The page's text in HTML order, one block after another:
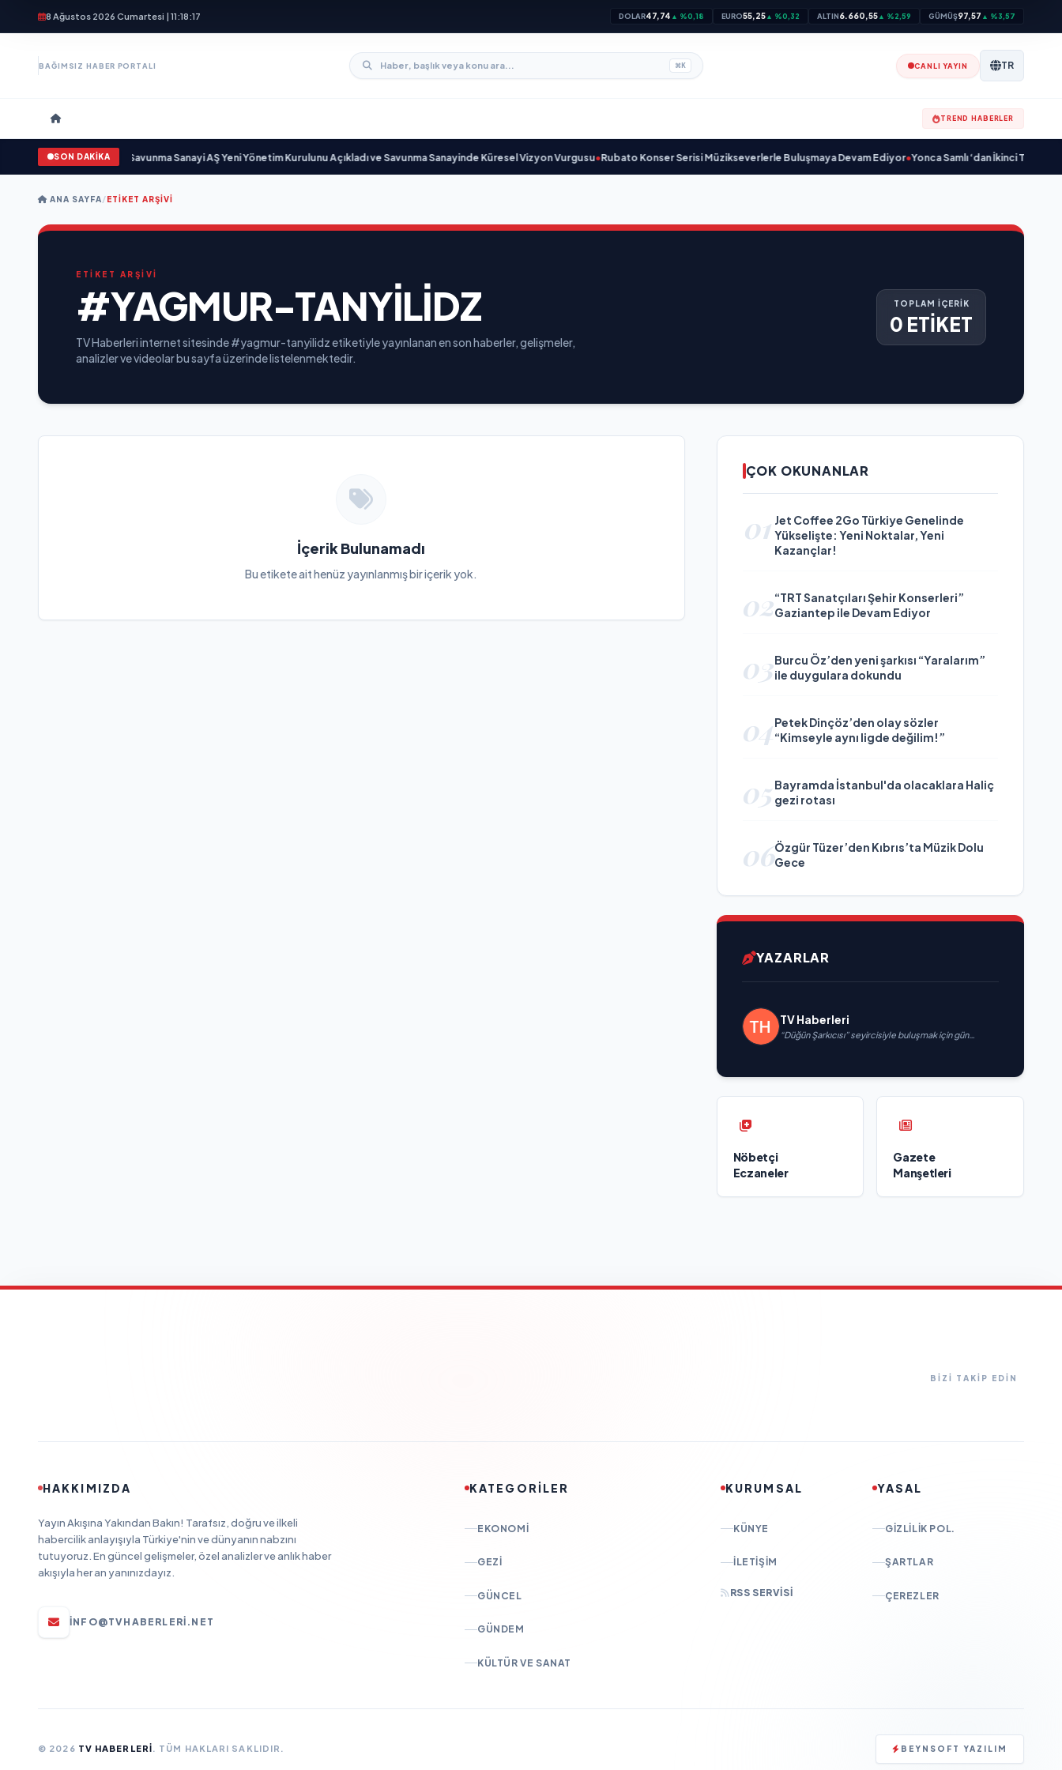
8 Ağustos 2026 Cumartesi | 11:18:18 DOLAR47,74 ▲ %0,18 EURO55,25▲ %0,32 ALTIN6.660,55▲ %2,59 GÜMÜŞ97,57 ▲ %3,57
BAĞIMSIZ HABER PORTALI ⌘K CANLI YAYIN TR
TREND HABERLER
SON DAKİKA
gün sayıyor•Açıkgöz Savunma Sanayi AŞ Yeni Yönetim Kurulunu Açıkladı ve Savunma Sanayinde Küresel Vizyon Vurgusu•Rubato Konser Serisi Müzikseverlerle Buluşmaya Devam Ediyor•Yonca Samlı ‘dan İkinci Tekli
ANA SAYFA/ETIKET ARŞIVI
ETİKET ARŞİVİ
#YAGMUR-TANYILIDZ
TV Haberleri internet sitesinde #yagmur-tanyilidz etiketiyle yayınlanan en son haberler, gelişmeler,
analizler ve videolar bu sayfa üzerinde listelenmektedir.
TOPLAM İÇERİK
0 ETİKET
İçerik Bulunamadı
Bu etikete ait henüz yayınlanmış bir içerik yok.
ÇOK OKUNANLAR
01 Jet Coffee 2Go Türkiye Genelinde
Yükselişte: Yeni Noktalar, Yeni
Kazançlar!
02“TRT Sanatçıları Şehir Konserleri”
Gaziantep ile Devam Ediyor
03Burcu Öz’den yeni şarkısı “Yaralarım”
ile duygulara dokundu
04Petek Dinçöz’den olay sözler
“Kimseyle aynı ligde değilim!”
05 Bayramda İstanbul'da olacaklara Haliç
gezi rotası
06Özgür Tüzer’den Kıbrıs’ta Müzik Dolu
Gece
YAZARLAR
TV Haberleri
“Düğün Şarkıcısı” seyircisiyle buluşmak için gün
Nöbetçi
Eczaneler
Gazete
Manşetleri
BİZİ TAKİP EDİN
HAKKIMIZDA
Yayın Akışına Yakından Bakın! Tarafsız, doğru ve ilkeli
habercilik anlayışıyla Türkiye'nin ve dünyanın nabzını
tutuyoruz. En güncel gelişmeler, özel analizler ve anlık haber
akışıyla her an yanınızdayız.
INFO@TVHABERLERI.NET
KATEGORİLER
EKONOMI
GEZI
GÜNCEL
GÜNDEM
KÜLTÜR VE SANAT
KURUMSAL
KÜNYE
İLETIŞIM
RSS SERVISI
YASAL
GIZLILIK POL.
ŞARTLAR
ÇEREZLER
© 2026 TV HABERLERI. TÜM HAKLARI SAKLIDIR. BEYNSOFT YAZILIM